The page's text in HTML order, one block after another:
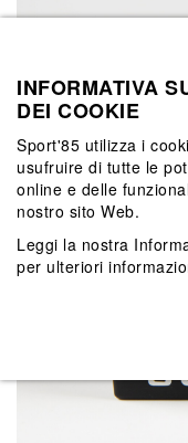
INFORMATIVA
DEI COOKIE
Sport'85 utilizza i
usufruire di tutte le
online e delle
nostro sito Web.
Leggi la nostra
per ulteriori